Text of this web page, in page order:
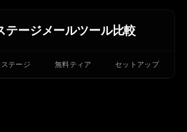
テージメールツール比較
テージ 無料ティア セットアップ